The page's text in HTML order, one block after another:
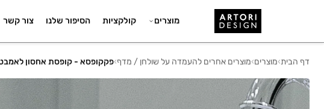
מוצרים קולקציות הסיפור שלנו צור קשר
דף הבית›מוצרים›מוצרים אחרים להעמדה על שולחן / מדף›פקקופסא - קופסת אחסון